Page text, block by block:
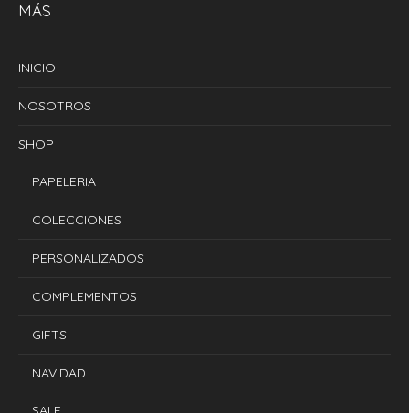
MÁS
INICIO
NOSOTROS
SHOP
PAPELERIA
COLECCIONES
PERSONALIZADOS
COMPLEMENTOS
GIFTS
NAVIDAD